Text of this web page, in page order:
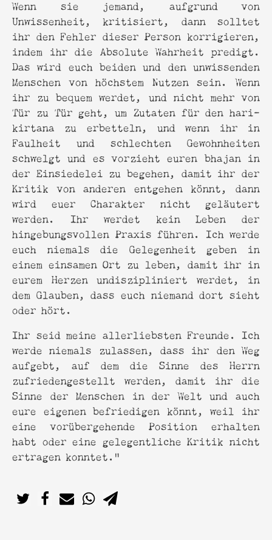
Wenn sie jemand, aufgrund von
Unwissenheit, kritisiert, dann solltet
ihr den Fehler dieser Person korrigieren,
indem ihr die Absolute Wahrheit predigt.
Das wird euch beiden und den unwissenden
Menschen von höchstem Nutzen sein. Wenn
ihr zu bequem werdet, und nicht mehr von
Tür zu Tür geht, um Zutaten für den hari-
kirtana zu erbetteln, und wenn ihr in
Faulheit und schlechten Gewohnheiten
schwelgt und es vorzieht euren bhajan in
der Einsiedelei zu begehen, damit ihr der
Kritik von anderen entgehen könnt, dann
wird euer Charakter nicht geläutert
werden. Ihr werdet kein Leben der
hingebungsvollen Praxis führen. Ich werde
euch niemals die Gelegenheit geben in
einem einsamen Ort zu leben, damit ihr in
eurem Herzen undiszipliniert werdet, in
dem Glauben, dass euch niemand dort sieht
oder hört.
Ihr seid meine allerliebsten Freunde. Ich
werde niemals zulassen, dass ihr den Weg
aufgebt, auf dem die Sinne des Herrn
zufriedengestellt werden, damit ihr die
Sinne der Menschen in der Welt und auch
eure eigenen befriedigen könnt, weil ihr
eine vorübergehende Position erhalten
habt oder eine gelegentliche Kritik nicht
ertragen konntet.“